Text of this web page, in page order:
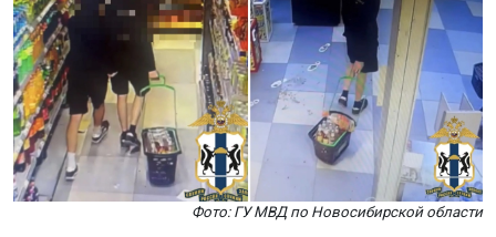
Фото: ГУ МВД по Новосибирской области